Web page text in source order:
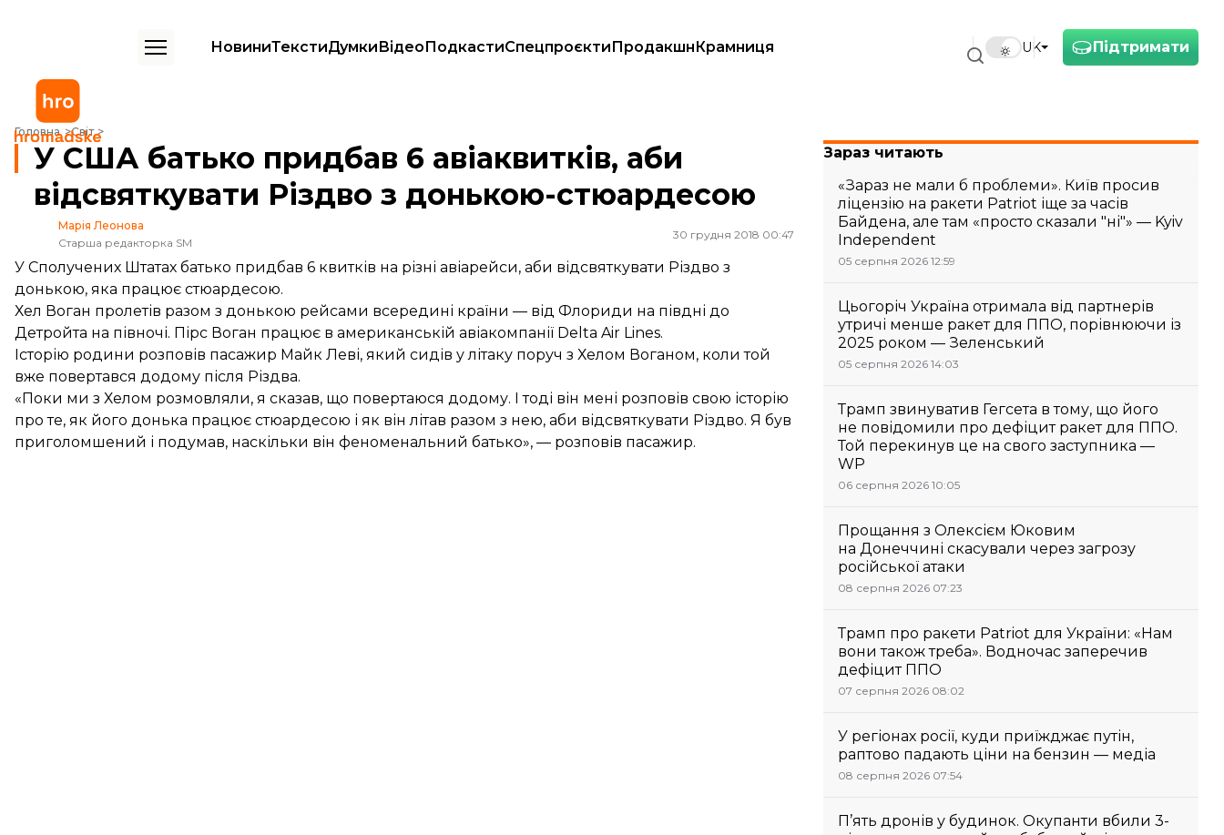
Підтримати
UK
НовиниТекстиДумкиВідеоПодкастиСпецпроєктиПродакшнКрамниця
Головна Світ
У США батько придбав 6 авіаквитків, аби відсвяткувати Різдво з донькою-стюардесою
У США батько придбав 6 авіаквитків, аби
відсвяткувати Різдво з донькою-стюардесою
Марія Леонова
Старша редакторка SM
30 грудня 2018 00:47
У Сполучених Штатах батько придбав 6 квитків на різні авіарейси, аби відсвяткувати Різдво з
донькою, яка працює стюардесою.
Хел Воган пролетів разом з донькою рейсами всередині країни — від Флориди на півдні до
Детройта на півночі. Пірс Воган працює в американській авіакомпанії Delta Air Lines.
Історію родини розповів пасажир Майк Леві, який сидів у літаку поруч з Хелом Воганом, коли той
вже повертався додому після Різдва.
«Поки ми з Хелом розмовляли, я сказав, що повертаюся додому. І тоді він мені розповів свою історію
про те, як його донька працює стюардесою і як він літав разом з нею, аби відсвяткувати Різдво. Я був
приголомшений і подумав, наскільки він феноменальний батько», — розповів пасажир.
Зараз читають
«Зараз не мали б проблеми». Київ просив
ліцензію на ракети Patriot іще за часів
Байдена, але там «просто сказали "ні"» — Kyiv
Independent
05 серпня 2026 12:59
Цьогоріч Україна отримала від партнерів
утричі менше ракет для ППО, порівнюючи із
2025 роком — Зеленський
05 серпня 2026 14:03
Трамп звинуватив Гегсета в тому, що його
не повідомили про дефіцит ракет для ППО.
Той перекинув це на свого заступника —
WP
06 серпня 2026 10:05
Прощання з Олексієм Юковим
на Донеччині скасували через загрозу
російської атаки
08 серпня 2026 07:23
Трамп про ракети Patriot для України: «Нам
вони також треба». Водночас заперечив
дефіцит ППО
07 серпня 2026 08:02
У регіонах росії, куди приїжджає путін,
раптово падають ціни на бензин — медіа
08 серпня 2026 07:54
П’ять дронів у будинок. Окупанти вбили 3-